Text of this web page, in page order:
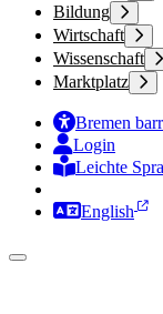
Bildung
Wirtschaft
Wissenschaft
Marktplatz
Bremen
Login
Leichte
Zur
English